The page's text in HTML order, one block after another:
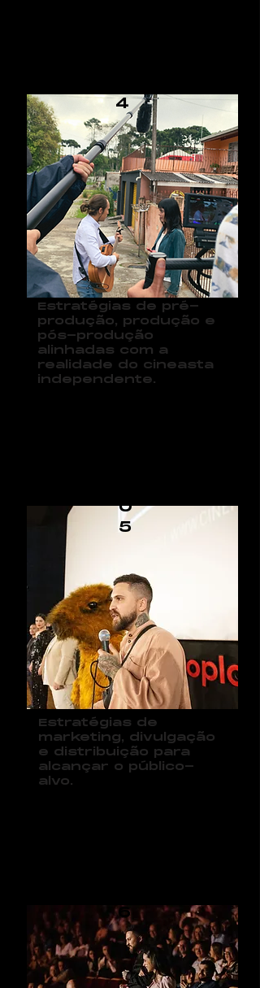
Estratégias de pré-
produção, produção e
pós-produção
alinhadas com a
realidade do cineasta
independente.
4
Estratégias de
marketing, divulgação
e distribuição para
alcançar o público-
alvo.
0
5
6